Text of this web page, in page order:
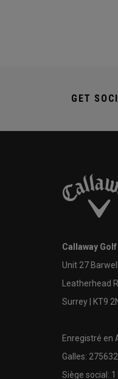
GET
Callaway
Unit 27
Leatherhead
Surrey | KT9
Enregistré en
Galles:
Siège social: